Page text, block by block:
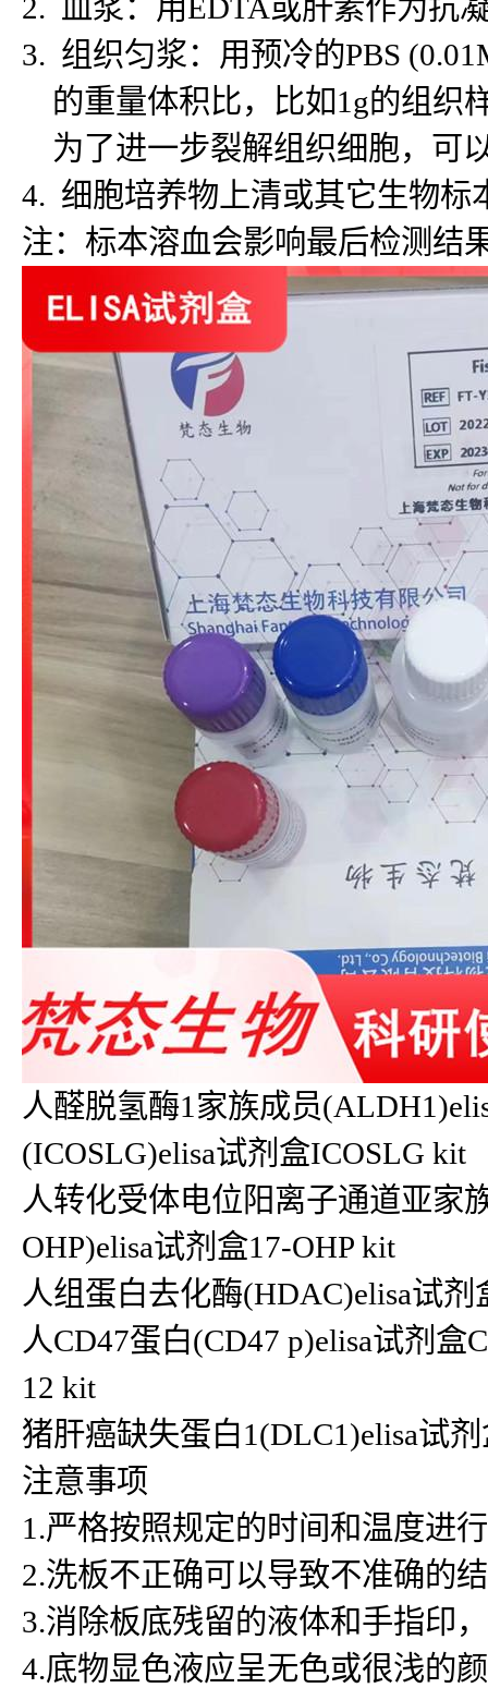
2. 血浆：用EDTA或肝素作为抗
3. 组织匀浆：用预冷的PBS
的重量体积比，比如1g的组织
为了进一步裂解组织细胞，可
4. 细胞培养物上清或其它生物
注：标本溶血会影响最后检测结
人醛脱氢酶1家族成员
(ICOSLG)elisa试剂盒ICOSLG kit
人转化受体电位阳离子通道亚家
OHP)elisa试剂盒17-OHP kit
人组蛋白去化酶(HDAC)elisa试
人CD47蛋白(CD47 p)elisa试剂
12 kit
猪肝癌缺失蛋白1(DLC1)elisa试
注意事项
1.严格按照规定的时间和温度进
2.洗板不正确可以导致不准确的
3.消除板底残留的液体和手指印
4.底物显色液应呈无色或很浅的